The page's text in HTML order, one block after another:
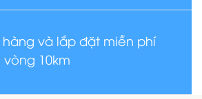
và lắp đặt miễn phí
10km